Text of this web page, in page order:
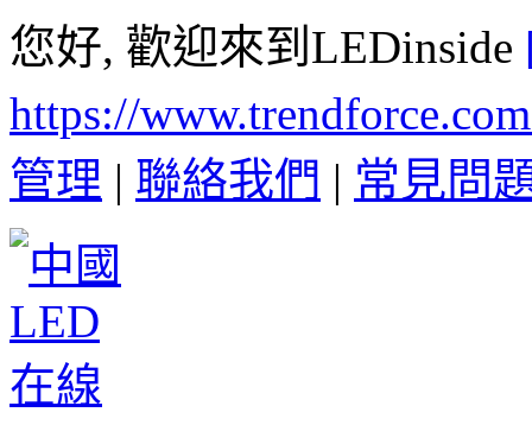
您好, 歡迎來到LEDinside
https://
管理 | 聯絡我們 | 常見問